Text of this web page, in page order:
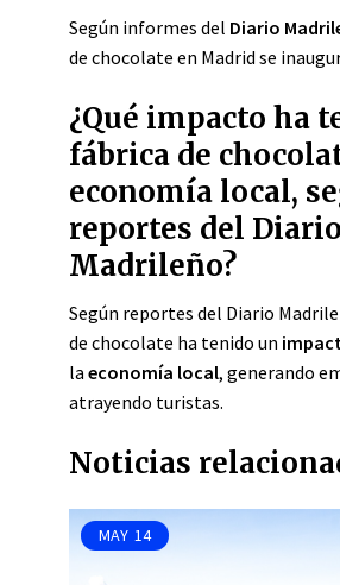
Según informes del Diario
de chocolate en Madrid se
¿Qué impacto ha
fábrica de
economía local,
reportes del Diario
Madrileño?
Según reportes del Diario
de chocolate ha tenido un
la economía local, generando
atrayendo turistas.
Noticias
MAY 14